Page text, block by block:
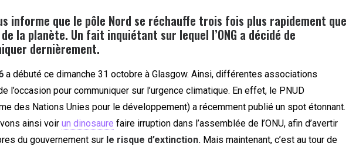
informe que le pôle Nord se réchauffe trois fois plus rapidement que
la planète. Un fait inquiétant sur lequel l’ONG a décidé de
dernièrement.
a débuté ce dimanche 31 octobre à Glasgow. Ainsi, différentes associations
l’occasion pour communiquer sur l’urgence climatique. En effet, le PNUD
des Nations Unies pour le développement) a récemment publié un spot étonnant.
ainsi voir un dinosaure faire irruption dans l’assemblée de l’ONU, afin d’avertir
du gouvernement sur le risque d’extinction. Mais maintenant, c’est au tour de